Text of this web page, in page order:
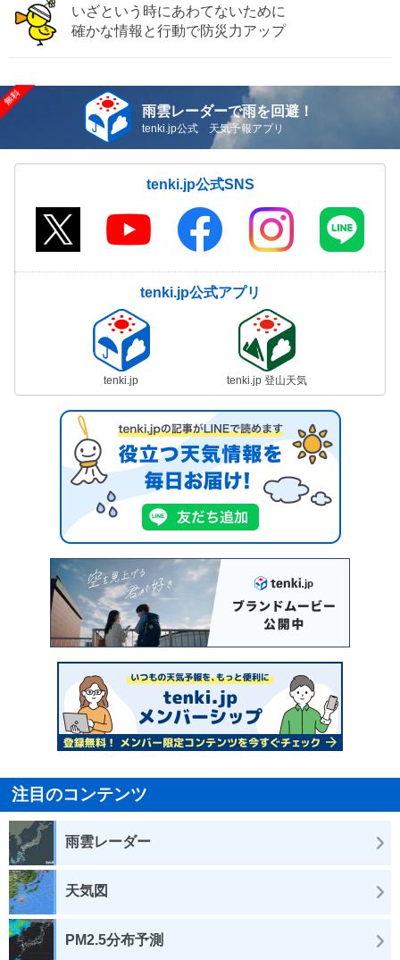
いざという時にあわてないために
確かな情報と行動で防災力アップ
雨雲レーダーで雨を回避！
tenki.jp公式 天気予報アプリ
tenki.jp公式SNS
tenki.jp公式アプリ
tenki.jp tenki.jp 登山天気
注目のコンテンツ
雨雲レーダー
天気図
PM2.5分布予測